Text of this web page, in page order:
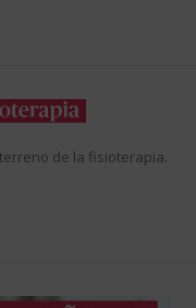
de la fisioterapia.